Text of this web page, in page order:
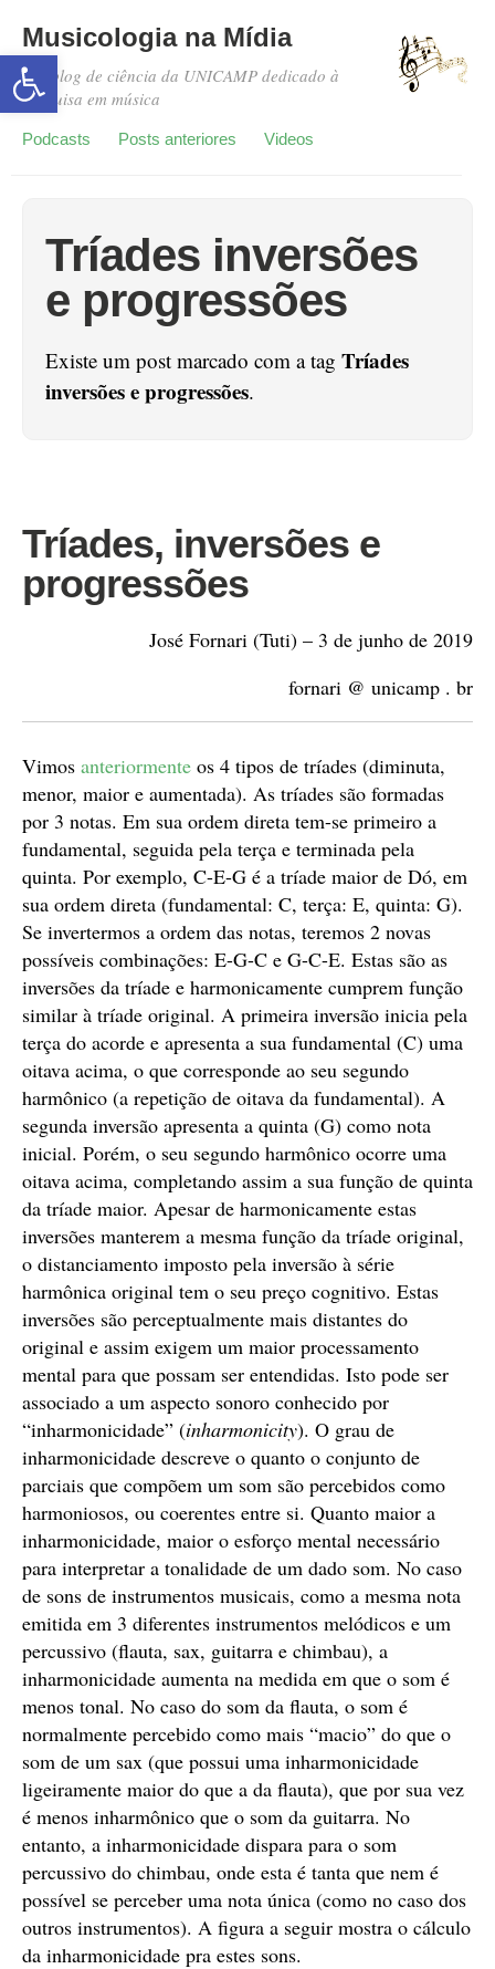
Abrir a barra de ferramentas
Musicologia na Mídia
Um blog de ciência da UNICAMP dedicado à
pesquisa em música
Podcasts Posts anteriores Videos
Tríades inversões
e progressões
Existe um post marcado com a tag Tríades
inversões e progressões.
Tríades, inversões e
progressões
José Fornari (Tuti) – 3 de junho de 2019
fornari @ unicamp . br
Vimos anteriormente os 4 tipos de tríades (diminuta,
menor, maior e aumentada). As tríades são formadas
por 3 notas. Em sua ordem direta tem-se primeiro a
fundamental, seguida pela terça e terminada pela
quinta. Por exemplo, C-E-G é a tríade maior de Dó, em
sua ordem direta (fundamental: C, terça: E, quinta: G).
Se invertermos a ordem das notas, teremos 2 novas
possíveis combinações: E-G-C e G-C-E. Estas são as
inversões da tríade e harmonicamente cumprem função
similar à tríade original. A primeira inversão inicia pela
terça do acorde e apresenta a sua fundamental (C) uma
oitava acima, o que corresponde ao seu segundo
harmônico (a repetição de oitava da fundamental). A
segunda inversão apresenta a quinta (G) como nota
inicial. Porém, o seu segundo harmônico ocorre uma
oitava acima, completando assim a sua função de quinta
da tríade maior. Apesar de harmonicamente estas
inversões manterem a mesma função da tríade original,
o distanciamento imposto pela inversão à série
harmônica original tem o seu preço cognitivo. Estas
inversões são perceptualmente mais distantes do
original e assim exigem um maior processamento
mental para que possam ser entendidas. Isto pode ser
associado a um aspecto sonoro conhecido por
“inharmonicidade” (inharmonicity). O grau de
inharmonicidade descreve o quanto o conjunto de
parciais que compõem um som são percebidos como
harmoniosos, ou coerentes entre si. Quanto maior a
inharmonicidade, maior o esforço mental necessário
para interpretar a tonalidade de um dado som. No caso
de sons de instrumentos musicais, como a mesma nota
emitida em 3 diferentes instrumentos melódicos e um
percussivo (flauta, sax, guitarra e chimbau), a
inharmonicidade aumenta na medida em que o som é
menos tonal. No caso do som da flauta, o som é
normalmente percebido como mais “macio” do que o
som de um sax (que possui uma inharmonicidade
ligeiramente maior do que a da flauta), que por sua vez
é menos inharmônico que o som da guitarra. No
entanto, a inharmonicidade dispara para o som
percussivo do chimbau, onde esta é tanta que nem é
possível se perceber uma nota única (como no caso dos
outros instrumentos). A figura a seguir mostra o cálculo
da inharmonicidade pra estes sons.